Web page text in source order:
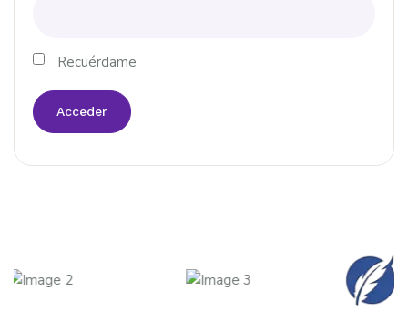
Recuérdame